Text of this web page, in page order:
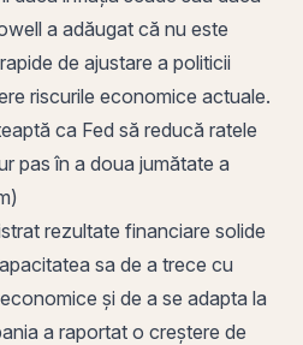
a adăugat că nu este
de ajustare a politicii
riscurile economice actuale.
ca Fed să reducă ratele
pas în a doua jumătate a
rezultate financiare solide
sa de a trece cu
și de a se adapta la
a raportat o creștere de